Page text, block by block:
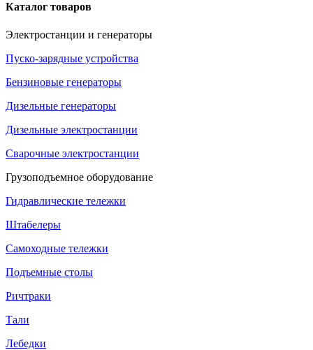
Каталог товаров
Электростанции и генераторы
Пуско-зарядные устройства
Бензиновые генераторы
Дизельные генераторы
Дизельные электростанции
Сварочные электростанции
Грузоподъемное оборудование
Гидравлические тележки
Штабелеры
Самоходные тележки
Подъемные столы
Ричтраки
Тали
Лебедки